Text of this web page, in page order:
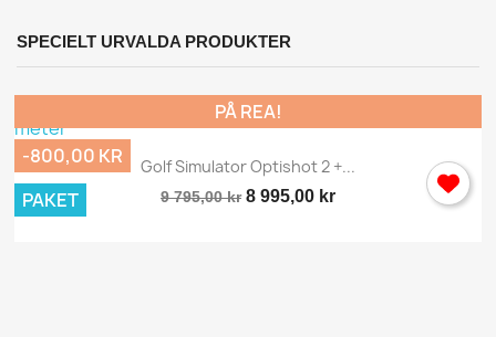
SPECIELT URVALDA PRODUKTER
Golf Simulator Optishot 2 +...
9 795,00 kr 8 995,00 kr
PÅ REA!
-800,00 KR
PAKET